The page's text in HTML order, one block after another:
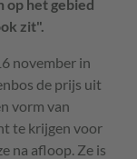
op het gebied
zit".
november in
de prijs uit
vorm van
te krijgen voor
na afloop. Ze is